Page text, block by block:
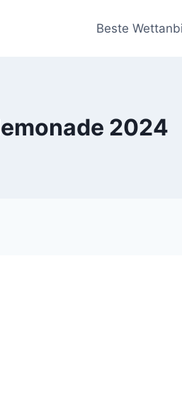
Beste
2024